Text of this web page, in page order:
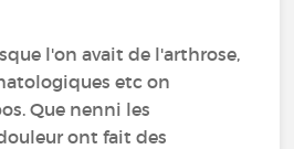
l'on avait de l'arthrose,
etc on
Que nenni les
ont fait des